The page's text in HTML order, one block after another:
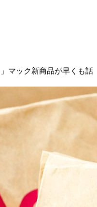
マック新商品が早くも話